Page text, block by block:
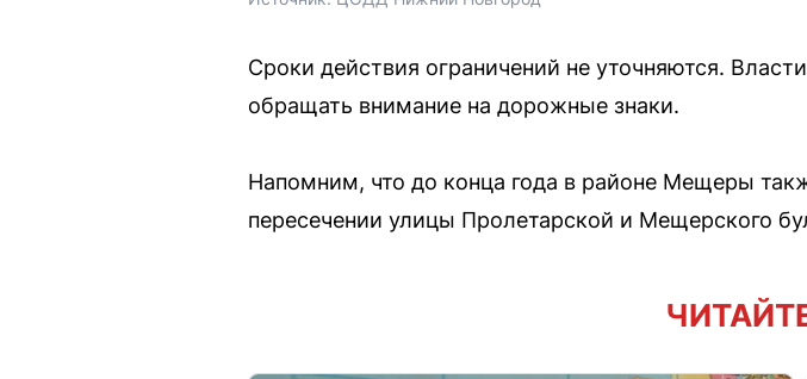
Сроки действия ограничений не уточняются.
обращать внимание на дорожные знаки.
Напомним, что до конца года в районе Мещеры
пересечении улицы Пролетарской и Мещерского